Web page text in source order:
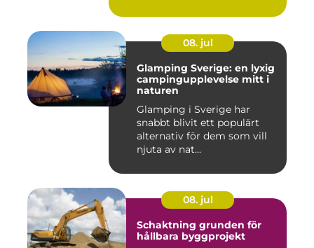
08. jul
Glamping Sverige: en lyxig
campingupplevelse mitt i
naturen
Glamping i Sverige har
snabbt blivit ett populärt
alternativ för dem som vill
njuta av nat...
08. jul
Schaktning grunden för
hållbara byggprojekt